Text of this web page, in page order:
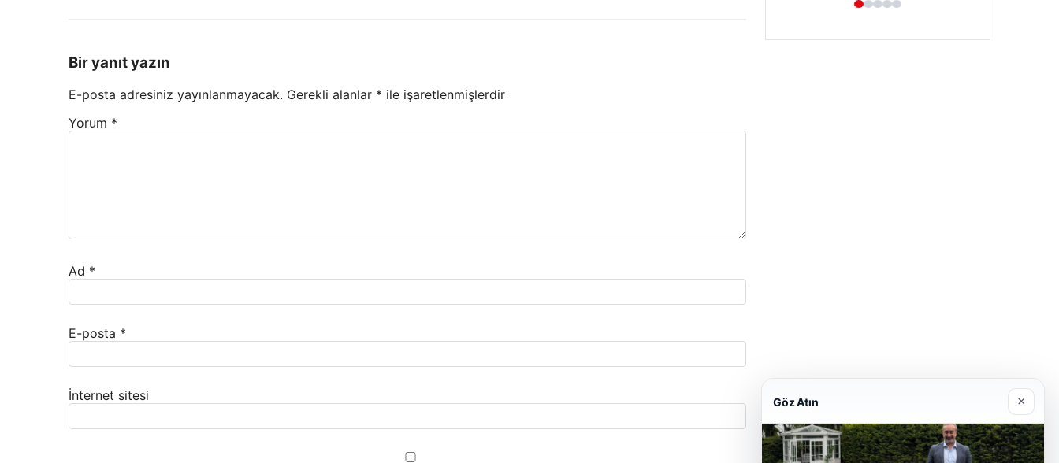
Bir yanıt yazın
E-posta adresiniz yayınlanmayacak. Gerekli alanlar * ile işaretlenmişlerdir
Yorum *
Ad *
E-posta *
İnternet sitesi Göz Atın ×